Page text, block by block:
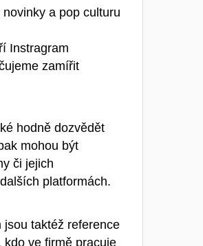
a pop culturu
Instragram
zamířit
hodně dozvědět
mohou být
či jejich
platformách.
taktéž reference
ve firmě pracuje